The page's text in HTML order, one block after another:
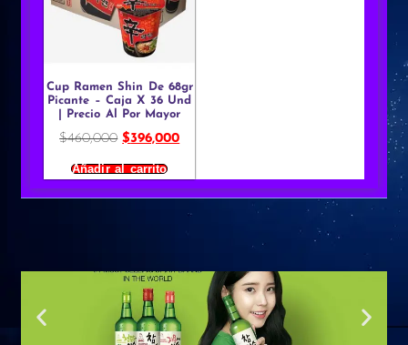
Cup Ramen Shin De 68gr
Picante – Caja X 36 Und
| Precio Al Por Mayor
$460,000 $396,000
Añadir al carrito